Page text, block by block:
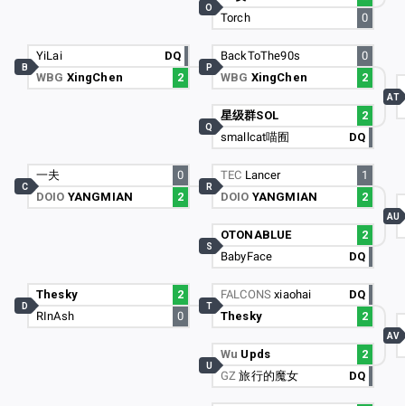
YiLai
DQ
WBG XingChen 2
B
一夫
0
DOIO YANGMIAN 2
C
Thesky
2
RInAsh
0
D
Torch
0
O
BackToThe90s
0
WBG XingChen 2
P
星级群SOL
2
smallcat喵囿
DQ
Q
TEC Lancer
1
DOIO YANGMIAN 2
R
OTONABLUE
2
BabyFace
DQ
S
FALCONSxiaohai
DQ
Thesky
2
T
Wu Upds
2
GZ旅行的魔女 DQ
U
AT
AU
AV